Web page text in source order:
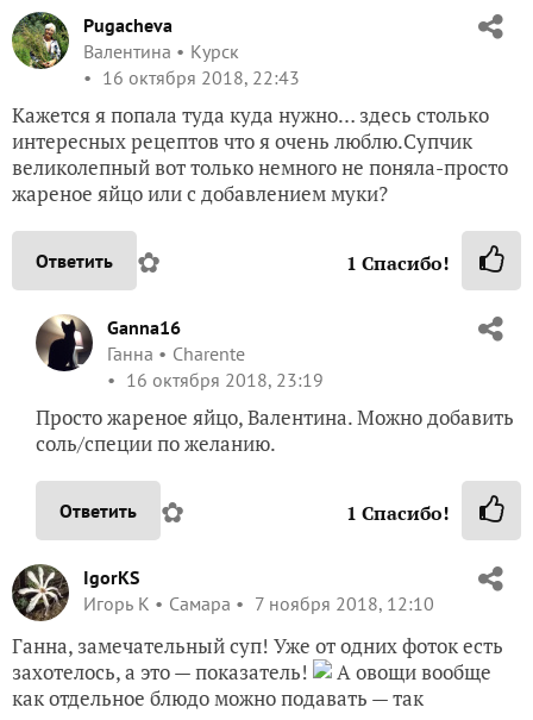
Pugacheva
Валентина
Курск
16 октября 2018, 22:43
Кажется я попала туда куда нужно… здесь столько
интересных рецептов что я очень люблю.Супчик
великолепный вот только немного не поняла-просто
жареное яйцо или с добавлением муки?
Ответить ✿ 1 Спасибо!
Ganna16
Ганна
Charente
16 октября 2018, 23:19
Просто жареное яйцо, Валентина. Можно добавить
соль/специи по желанию.
Ответить ✿ 1 Спасибо!
IgorKS
Игорь К
Самара 7 ноября 2018, 12:10
Ганна, замечательный суп! Уже от одних фоток есть
захотелось, а это — показатель!
А овощи вообще
как отдельное блюдо можно подавать — так